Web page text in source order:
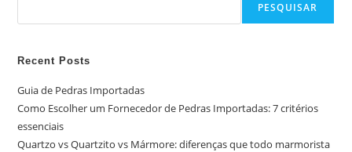
PESQUISAR
Recent Posts
Guia de Pedras Importadas
Como Escolher um Fornecedor de Pedras Importadas: 7 critérios
essenciais
Quartzo vs Quartzito vs Mármore: diferenças que todo marmorista